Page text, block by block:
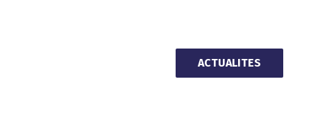
ACTUALITES